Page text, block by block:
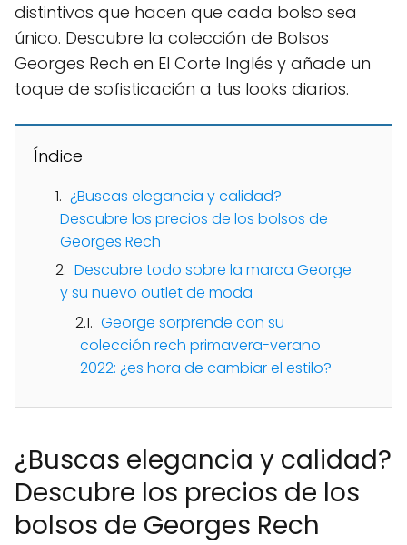
distintivos que hacen que cada bolso sea
único. Descubre la colección de Bolsos
Georges Rech en El Corte Inglés y añade un
toque de sofisticación a tus looks diarios.
Índice
¿Buscas elegancia y calidad?
Descubre los precios de los bolsos de
Georges Rech
Descubre todo sobre la marca George
y su nuevo outlet de moda
George sorprende con su
colección rech primavera-verano
2022: ¿es hora de cambiar el estilo?
¿Buscas elegancia y calidad?
Descubre los precios de los
bolsos de Georges Rech